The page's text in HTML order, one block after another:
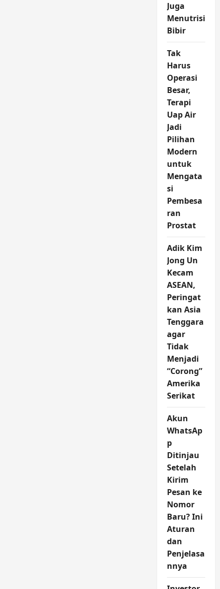
Juga
Menutrisi
Bibir
Tak
Harus
Operasi
Besar,
Terapi
Uap Air
Jadi
Pilihan
Modern
untuk
Mengata
si
Pembesa
ran
Prostat
Adik Kim
Jong Un
Kecam
ASEAN,
Peringat
kan Asia
Tenggara
agar
Tidak
Menjadi
“Corong”
Amerika
Serikat
Akun
WhatsAp
p
Ditinjau
Setelah
Kirim
Pesan ke
Nomor
Baru? Ini
Aturan
dan
Penjelasa
nnya